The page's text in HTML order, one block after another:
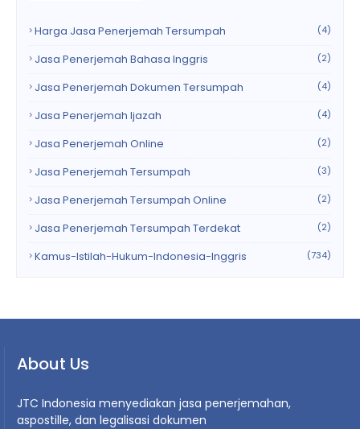
Harga Jasa Penerjemah Tersumpah (4)
Jasa Penerjemah Bahasa Inggris (2)
Jasa Penerjemah Dokumen Tersumpah (4)
Jasa Penerjemah Ijazah (4)
Jasa Penerjemah Online (2)
Jasa Penerjemah Tersumpah (3)
Jasa Penerjemah Tersumpah Online (2)
Jasa Penerjemah Tersumpah Terdekat (2)
Kamus-Istilah-Hukum-Indonesia-Inggris (734)
About Us
JTC Indonesia menyediakan jasa penerjemahan,
aspostille, dan legalisasi dokumen